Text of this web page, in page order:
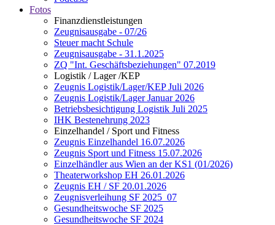
Fotos
Finanzdienstleistungen
Zeugnisausgabe - 07/26
Steuer macht Schule
Zeugnisausgabe - 31.1.2025
ZQ "Int. Geschäftsbeziehungen" 07.2019
Logistik / Lager /KEP
Zeugnis Logistik/Lager/KEP Juli 2026
Zeugnis Logistik/Lager Januar 2026
Betriebsbesichtigung Logistik Juli 2025
IHK Bestenehrung 2023
Einzelhandel / Sport und Fitness
Zeugnis Einzelhandel 16.07.2026
Zeugnis Sport und Fitness 15.07.2026
Einzelhändler aus Wien an der KS1 (01/2026)
Theaterworkshop EH 26.01.2026
Zeugnis EH / SF 20.01.2026
Zeugnisverleihung SF 2025_07
Gesundheitswoche SF 2025
Gesundheitswoche SF 2024